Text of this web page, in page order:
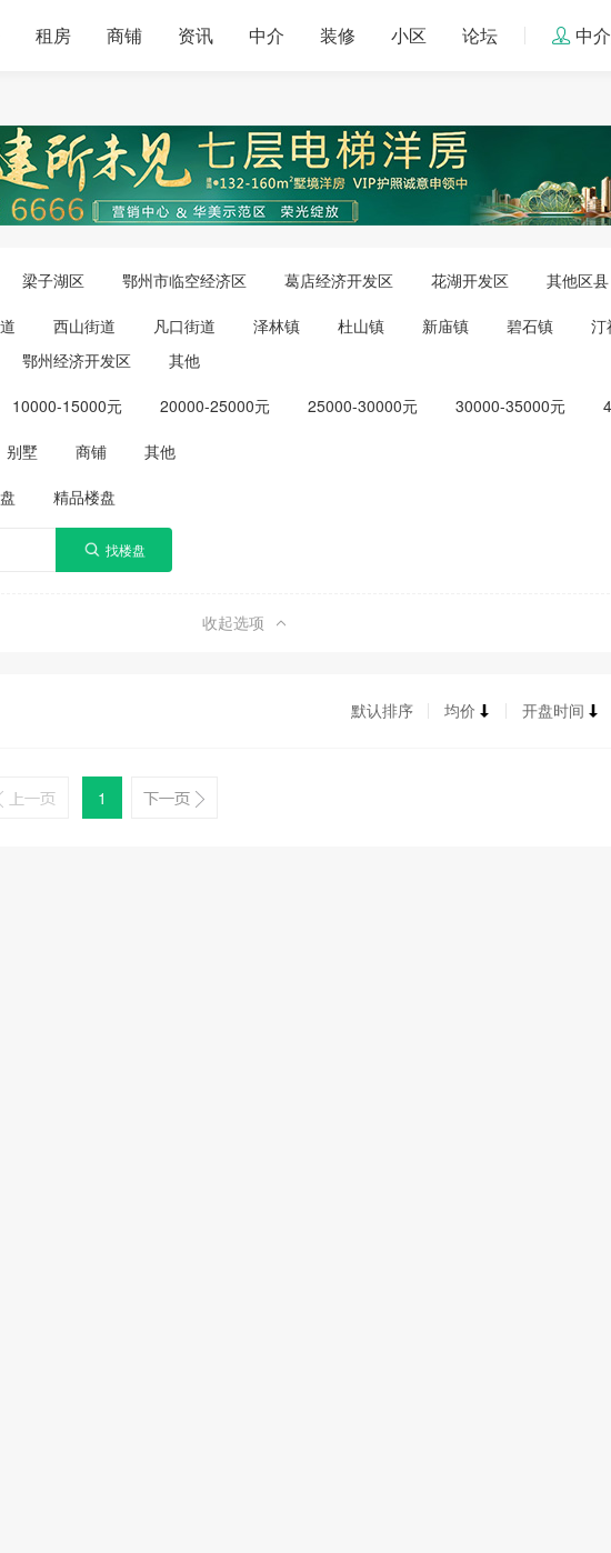
租房 商铺 资讯 中介 装修 小区 论坛 中
梁子湖区 鄂州市临空经济区 葛店经济开发区 花湖开发区 其他区县
西山街道 凡口街道 泽林镇 杜山镇 新庙镇 碧石镇 汀
鄂州经济开发区 其他
10000-15000元 20000-25000元 25000-30000元 30000-35000元
别墅 商铺 其他
精品楼盘
收起选项
默认排序 均价 开盘时间
1